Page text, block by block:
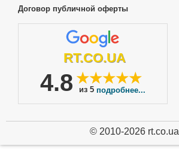
Договор публичной оферты
RT.CO.UA
4.8 ★★★★★
из 5 подробнее...
© 2010-2026 rt.co.ua